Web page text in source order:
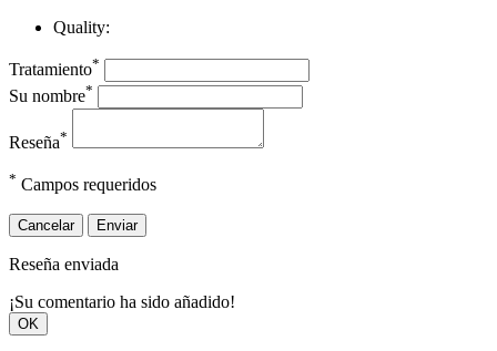
Quality:
Tratamiento*
Su nombre*
Reseña*
* Campos requeridos
Cancelar Enviar
Reseña enviada
¡Su comentario ha sido añadido!
OK